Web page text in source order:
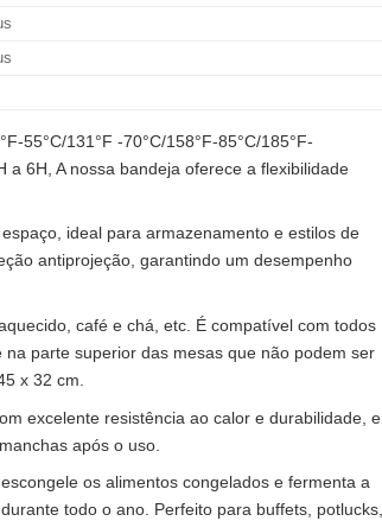
55°C/131°F -70°C/158°F-85°C/185°F-
6H, A nossa bandeja oferece a flexibilidade
ideal para armazenamento e estilos de
antiprojeção, garantindo um desempenho
café e chá, etc. É compatível com todos
parte superior das mesas que não podem ser
x 32 cm.
excelente resistência ao calor e durabilidade, e
após o uso.
os alimentos congelados e fermenta a
todo o ano. Perfeito para buffets, potlucks,